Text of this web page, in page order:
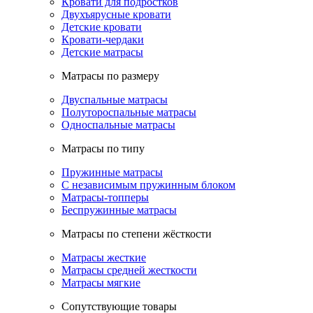
Двухъярусные кровати
Детские кровати
Кровати-чердаки
Детские матрасы
Матрасы по размеру
Двуспальные матрасы
Полутороспальные матрасы
Односпальные матрасы
Матрасы по типу
Пружинные матрасы
С независимым пружинным блоком
Матрасы-топперы
Беспружинные матрасы
Матрасы по степени жёсткости
Матрасы жесткие
Матрасы средней жесткости
Матрасы мягкие
Сопутствующие товары